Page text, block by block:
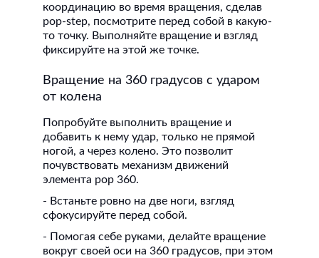
координацию во время вращения, сделав
pop-step, посмотрите перед собой в какую-
то точку. Выполняйте вращение и взгляд
фиксируйте на этой же точке.
Вращение на 360 градусов с ударом
от колена
Попробуйте выполнить вращение и
добавить к нему удар, только не прямой
ногой, а через колено. Это позволит
почувствовать механизм движений
элемента pop 360.
- Встаньте ровно на две ноги, взгляд
сфокусируйте перед собой.
- Помогая себе руками, делайте вращение
вокруг своей оси на 360 градусов, при этом